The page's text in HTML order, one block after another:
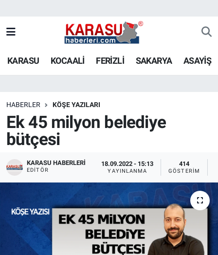
KARASU KOCAALİ FERİZLİ SAKARYA ASAYİŞ
HABERLER KÖŞE YAZILARI
Ek 45 milyon belediye
bütçesi
KARASU HABERLERI
EDITÖR
18.09.2022 - 15:13
YAYINLANMA
414
GÖSTERIM